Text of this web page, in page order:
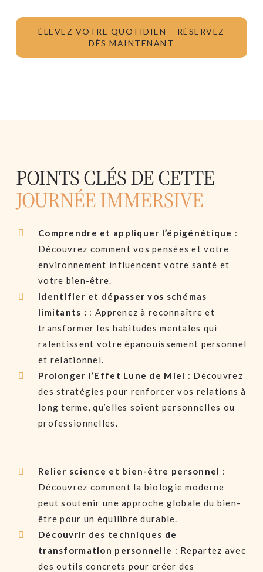
ÉLEVEZ VOTRE QUOTIDIEN – RÉSERVEZ
DÈS MAINTENANT
POINTS CLÉS DE CETTE
JOURNÉE IMMERSIVE
Comprendre et appliquer l’épigénétique :
Découvrez comment vos pensées et votre
environnement influencent votre santé et
votre bien-être.
Identifier et dépasser vos schémas
limitants : : Apprenez à reconnaître et
transformer les habitudes mentales qui
ralentissent votre épanouissement personnel
et relationnel.
Prolonger l’Effet Lune de Miel : Découvrez
des stratégies pour renforcer vos relations à
long terme, qu’elles soient personnelles ou
professionnelles.
Relier science et bien-être personnel :
Découvrez comment la biologie moderne
peut soutenir une approche globale du bien-
être pour un équilibre durable.
Découvrir des techniques de
transformation personnelle : Repartez avec
des outils concrets pour créer des